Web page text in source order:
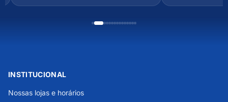
INSTITUCIONAL
Nossas lojas e horários